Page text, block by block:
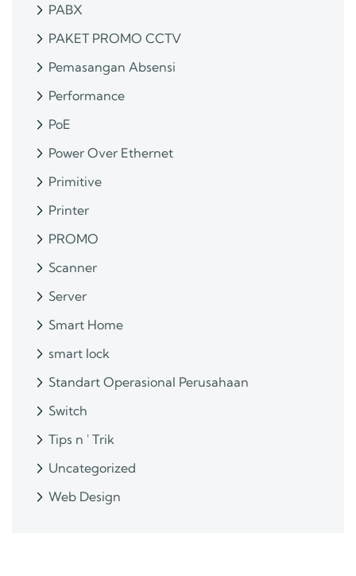
PABX
PAKET PROMO CCTV
Pemasangan Absensi
Performance
PoE
Power Over Ethernet
Primitive
Printer
PROMO
Scanner
Server
Smart Home
smart lock
Standart Operasional Perusahaan
Switch
Tips n ' Trik
Uncategorized
Web Design